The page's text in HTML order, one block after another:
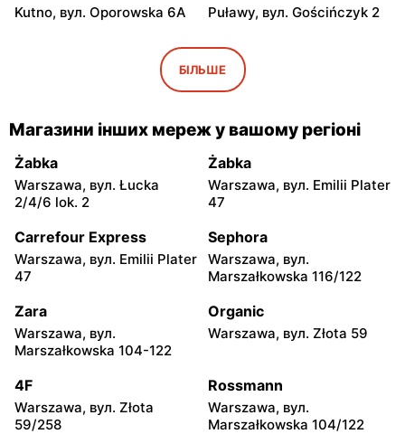
Kutno, вул. Oporowska 6A Puławy, вул. Gościńczyk 2
Przybyszewskiego 176/178
Carrefour
Łódź, вул. Kolumny 6/36
Carrefour
Łódź al. Ks. Bp. Władysława
Bandurskiego 49
Pabianice, вул. Popławska
4/20
Carrefour
Juliusza Słowackiego 123
Carrefour
Sobieskiego 9
Carrefour
вул. Adama Mickiewicza 30
Carrefour
Carrefour
20
Carrefour
Witosa 6
Carrefour Carrefour
БІЛЬШЕ
Магазини інших мереж у вашому регіоні
Żabka
Warszawa, вул. Łucka
2/4/6 lok. 2
Żabka
Warszawa, вул. Emilii Plater
47
Carrefour Express
Warszawa, вул. Emilii Plater
47
Sephora
Warszawa, вул.
Marszałkowska 116/122
Zara
Warszawa, вул.
Marszałkowska 104-122
Organic
Warszawa, вул. Złota 59
4F
Warszawa, вул. Złota
59/258
Rossmann
Warszawa, вул.
Marszałkowska 104/122